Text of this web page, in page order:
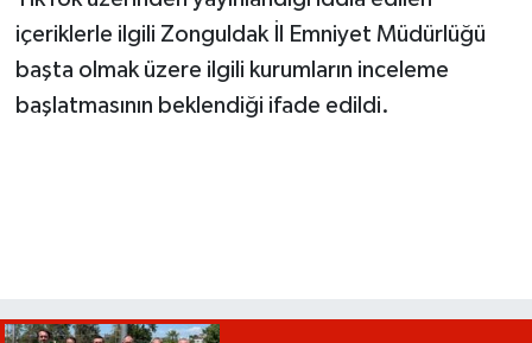
içeriklerle ilgili Zonguldak İl Emniyet Müdürlüğü
başta olmak üzere ilgili kurumların inceleme
başlatmasının beklendiği ifade edildi.